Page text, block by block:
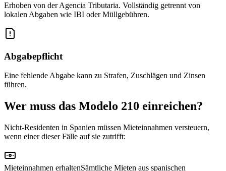
Erhoben von der Agencia Tributaria. Vollständig getrennt von
lokalen Abgaben wie IBI oder Müllgebühren.
Abgabepflicht
Eine fehlende Abgabe kann zu Strafen, Zuschlägen und Zinsen
führen.
Wer muss das Modelo 210 einreichen?
Nicht-Residenten in Spanien müssen Mieteinnahmen versteuern,
wenn einer dieser Fälle auf sie zutrifft:
Mieteinnahmen erhaltenSämtliche Mieten aus spanischen